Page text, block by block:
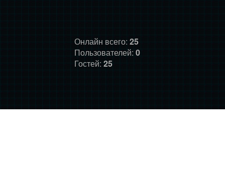
Онлайн всего: 25
Пользователей: 0
Гостей: 25